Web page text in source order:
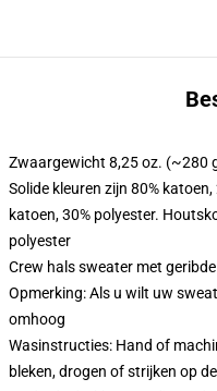
Zwaargewicht 8,25 oz. (~280
Solide kleuren zijn 80%
katoen, 30% polyester.
polyester
Crew hals sweater met
Opmerking: Als u wilt uw
omhoog
Wasinstructies: Hand of
bleken, drogen of strijken op